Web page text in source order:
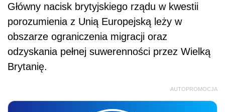
Główny nacisk brytyjskiego rządu w kwestii
porozumienia z Unią Europejską leży w
obszarze ograniczenia migracji oraz
odzyskania pełnej suwerenności przez Wielką
Brytanię.
AUTOPROMOCJA